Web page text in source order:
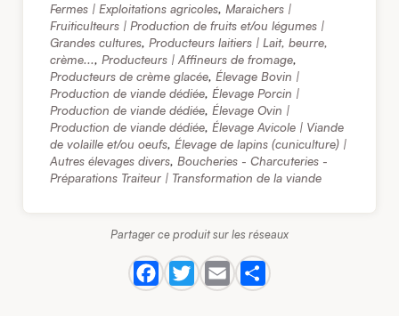
Fermes | Exploitations agricoles, Maraichers |
Fruiticulteurs | Production de fruits et/ou légumes |
Grandes cultures, Producteurs laitiers | Lait, beurre,
crème..., Producteurs | Affineurs de fromage,
Producteurs de crème glacée, Élevage Bovin |
Production de viande dédiée, Élevage Porcin |
Production de viande dédiée, Élevage Ovin |
Production de viande dédiée, Élevage Avicole | Viande
de volaille et/ou oeufs, Élevage de lapins (cuniculture) |
Autres élevages divers, Boucheries - Charcuteries -
Préparations Traiteur | Transformation de la viande
Partager ce produit sur les réseaux